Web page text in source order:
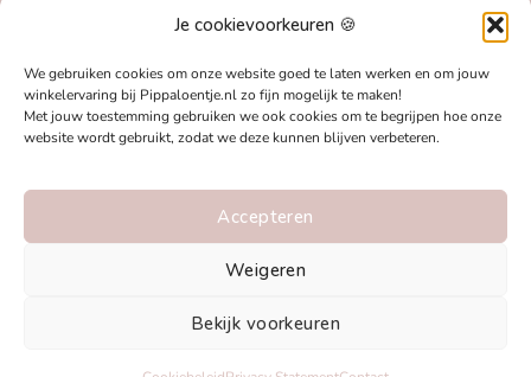
Je cookievoorkeuren 🍪
We gebruiken cookies om onze website goed te laten werken en om jouw
winkelervaring bij Pippaloentje.nl zo fijn mogelijk te maken!
Met jouw toestemming gebruiken we ook cookies om te begrijpen hoe onze
website wordt gebruikt, zodat we deze kunnen blijven verbeteren.
Accepteren
Weigeren
Bekijk voorkeuren